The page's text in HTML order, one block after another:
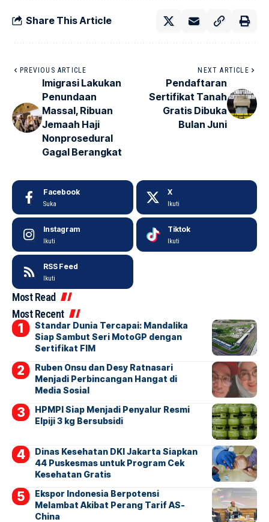
Share This Article
PREVIOUS ARTICLE
Imigrasi Lakukan
Penundaan
Massal, Ribuan
Jemaah Haji
Nonprosedural
Gagal Berangkat
NEXT ARTICLE
Pendaftaran
Sertifikat Tanah
Gratis Dibuka
Bulan Juni
Facebook
Suka
X
Ikuti
Instagram
Ikuti
Tiktok
Ikuti
RSS Feed
Ikuti
Most Read
Most Recent
Standar Dunia Tercapai: Mandalika
Siap Sambut Seri MotoGP dengan
Sertifikat FIM
Ruben Onsu dan Desy Ratnasari
Menjadi Perbincangan Hangat di
Media Sosial
HPMPI Siap Menjadi Penyalur Resmi
Elpiji 3 kg Bersubsidi
Dinas Kesehatan DKI Jakarta Siapkan
44 Puskesmas untuk Program Cek
Kesehatan Gratis
Ekspor Indonesia Berpotensi
Melambat Akibat Perang Tarif AS-
China